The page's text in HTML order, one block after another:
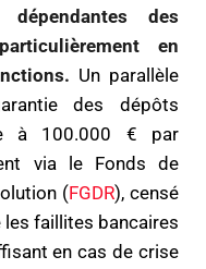
des
en
Un parallèle
des dépôts
à 100.000 € par
via le Fonds de
(FGDR), censé
faillites bancaires
en cas de crise